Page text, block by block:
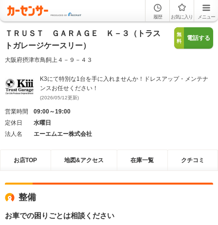
履歴 お気に入り メニュー
ＴＲＵＳＴ ＧＡＲＡＧＥ Ｋ－３（トラス
トガレージケースリー）
大阪府摂津市鳥飼上４－９－４３
無
料
電話する
K3にて特別な1台を手に入れませんか！ドレスアップ・メンテナ
ンスお任せください！
(2026/05/12更新)
営業時間
09:00～19:00
定休日
水曜日
法人名
エーエムエー株式会社
お店TOP 地図&アクセス 在庫一覧 クチコミ
整備
お車での困りごとは相談ください